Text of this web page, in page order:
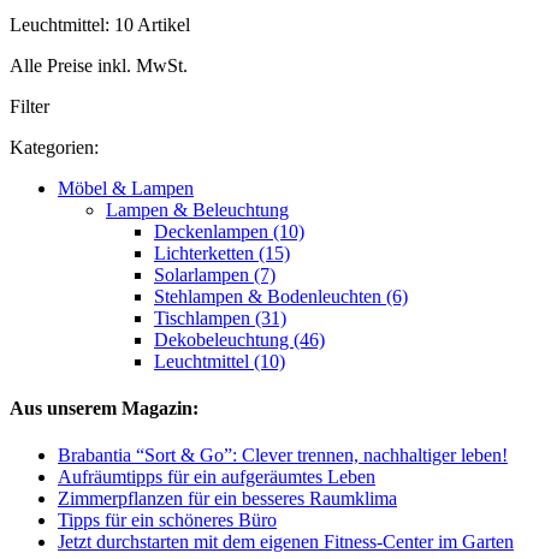
Leuchtmittel: 10 Artikel
Alle Preise inkl. MwSt.
Filter
Kategorien:
Möbel & Lampen
Lampen & Beleuchtung
Deckenlampen (10)
Lichterketten (15)
Solarlampen (7)
Stehlampen & Bodenleuchten (6)
Tischlampen (31)
Dekobeleuchtung (46)
Leuchtmittel (10)
Aus unserem Magazin:
Brabantia “Sort & Go”: Clever trennen, nachhaltiger leben!
Aufräumtipps für ein aufgeräumtes Leben
Zimmerpflanzen für ein besseres Raumklima
Tipps für ein schöneres Büro
Jetzt durchstarten mit dem eigenen Fitness-Center im Garten